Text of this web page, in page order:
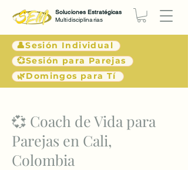
👤Sesión Individual
💞Sesión para Parejas
🌿Domingos para Tí
Soluciones Estratégicas
Multidisciplinarias
< Atrás
💞 Coach de Vida para
Parejas en Cali,
Colombia